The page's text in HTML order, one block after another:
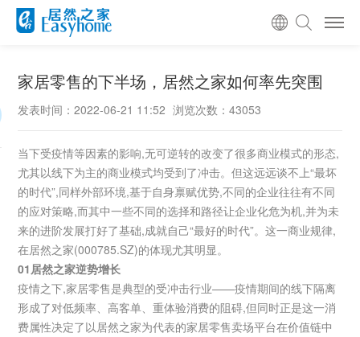
家居零售的下半场，居然之家如何率先突围
发表时间：2022-06-21 11:52 浏览次数：43053
当下受疫情等因素的影响,无可逆转的改变了很多商业模式的形态,
尤其以线下为主的商业模式均受到了冲击。但这远远谈不上“最坏
的时代”,同样外部环境,基于自身禀赋优势,不同的企业往往有不同
的应对策略,而其中一些不同的选择和路径让企业化危为机,并为未
来的进阶发展打好了基础,成就自己“最好的时代”。这一商业规律,
在居然之家(000785.SZ)的体现尤其明显。
01居然之家逆势增长
疫情之下,家居零售是典型的受冲击行业——疫情期间的线下隔离
形成了对低频率、高客单、重体验消费的阻碍,但同时正是这一消
费属性决定了以居然之家为代表的家居零售卖场平台在价值链中